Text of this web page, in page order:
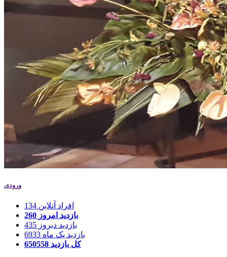
ورودی
افراد آنلاین 134
بازدید امروز 260
بازدید دیروز 435
بازدید یک ماه 6933
کل بازدید 650558